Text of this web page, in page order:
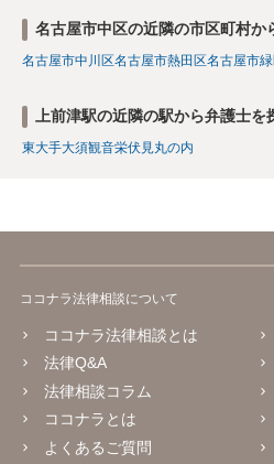
名古屋市中区の近隣の市区町村か
名古屋市中川区名古屋市熱田区名古屋市
上前津駅の近隣の駅から弁護士を
東大手大須観音栄伏見丸の内
ココナラ法律相談について
ココナラ法律相談とは
法律Q&A
法律相談コラム
ココナラとは
よくあるご質問